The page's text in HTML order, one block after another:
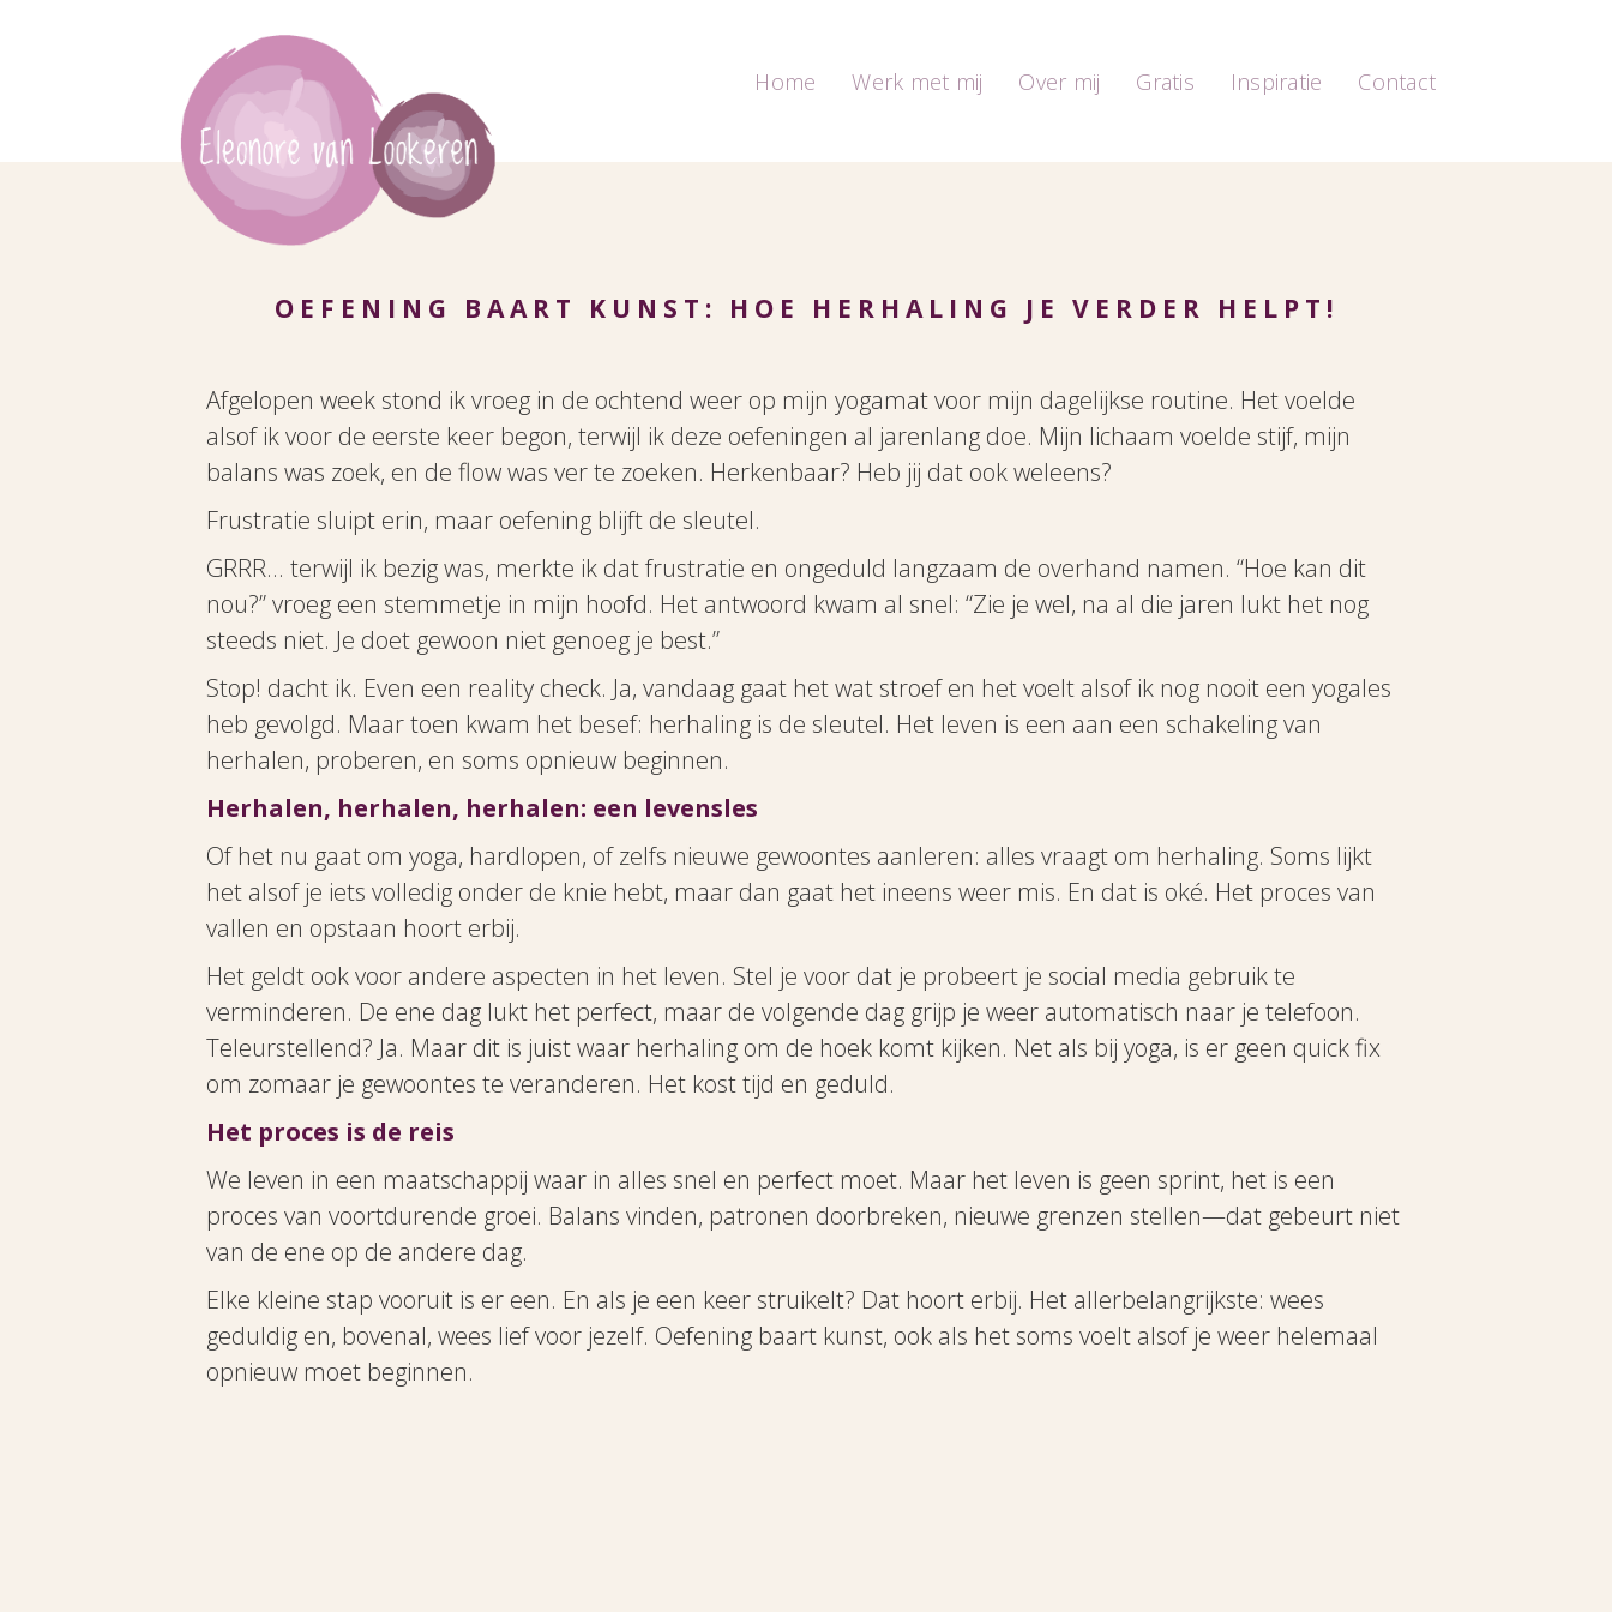
Home Werk met mij Over mij Gratis Inspiratie Contact
OEFENING BAART KUNST: HOE HERHALING JE VERDER HELPT!
Afgelopen week stond ik vroeg in de ochtend weer op mijn yogamat voor mijn dagelijkse routine. Het voelde
alsof ik voor de eerste keer begon, terwijl ik deze oefeningen al jarenlang doe. Mijn lichaam voelde stijf, mijn
balans was zoek, en de flow was ver te zoeken. Herkenbaar? Heb jij dat ook weleens?
Frustratie sluipt erin, maar oefening blijft de sleutel.
GRRR... terwijl ik bezig was, merkte ik dat frustratie en ongeduld langzaam de overhand namen. “Hoe kan dit
nou?” vroeg een stemmetje in mijn hoofd. Het antwoord kwam al snel: “Zie je wel, na al die jaren lukt het nog
steeds niet. Je doet gewoon niet genoeg je best.”
Stop! dacht ik. Even een reality check. Ja, vandaag gaat het wat stroef en het voelt alsof ik nog nooit een yogales
heb gevolgd. Maar toen kwam het besef: herhaling is de sleutel. Het leven is een aan een schakeling van
herhalen, proberen, en soms opnieuw beginnen.
Herhalen, herhalen, herhalen: een levensles
Of het nu gaat om yoga, hardlopen, of zelfs nieuwe gewoontes aanleren: alles vraagt om herhaling. Soms lijkt
het alsof je iets volledig onder de knie hebt, maar dan gaat het ineens weer mis. En dat is oké. Het proces van
vallen en opstaan hoort erbij.
Het geldt ook voor andere aspecten in het leven. Stel je voor dat je probeert je social media gebruik te
verminderen. De ene dag lukt het perfect, maar de volgende dag grijp je weer automatisch naar je telefoon.
Teleurstellend? Ja. Maar dit is juist waar herhaling om de hoek komt kijken. Net als bij yoga, is er geen quick fix
om zomaar je gewoontes te veranderen. Het kost tijd en geduld.
Het proces is de reis
We leven in een maatschappij waar in alles snel en perfect moet. Maar het leven is geen sprint, het is een
proces van voortdurende groei. Balans vinden, patronen doorbreken, nieuwe grenzen stellen—dat gebeurt niet
van de ene op de andere dag.
Elke kleine stap vooruit is er een. En als je een keer struikelt? Dat hoort erbij. Het allerbelangrijkste: wees
geduldig en, bovenal, wees lief voor jezelf. Oefening baart kunst, ook als het soms voelt alsof je weer helemaal
opnieuw moet beginnen.